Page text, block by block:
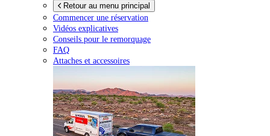
Retour au menu principal
Commencer une réservation
Vidéos explicatives
Conseils pour le remorquage
FAQ
Attaches et accessoires